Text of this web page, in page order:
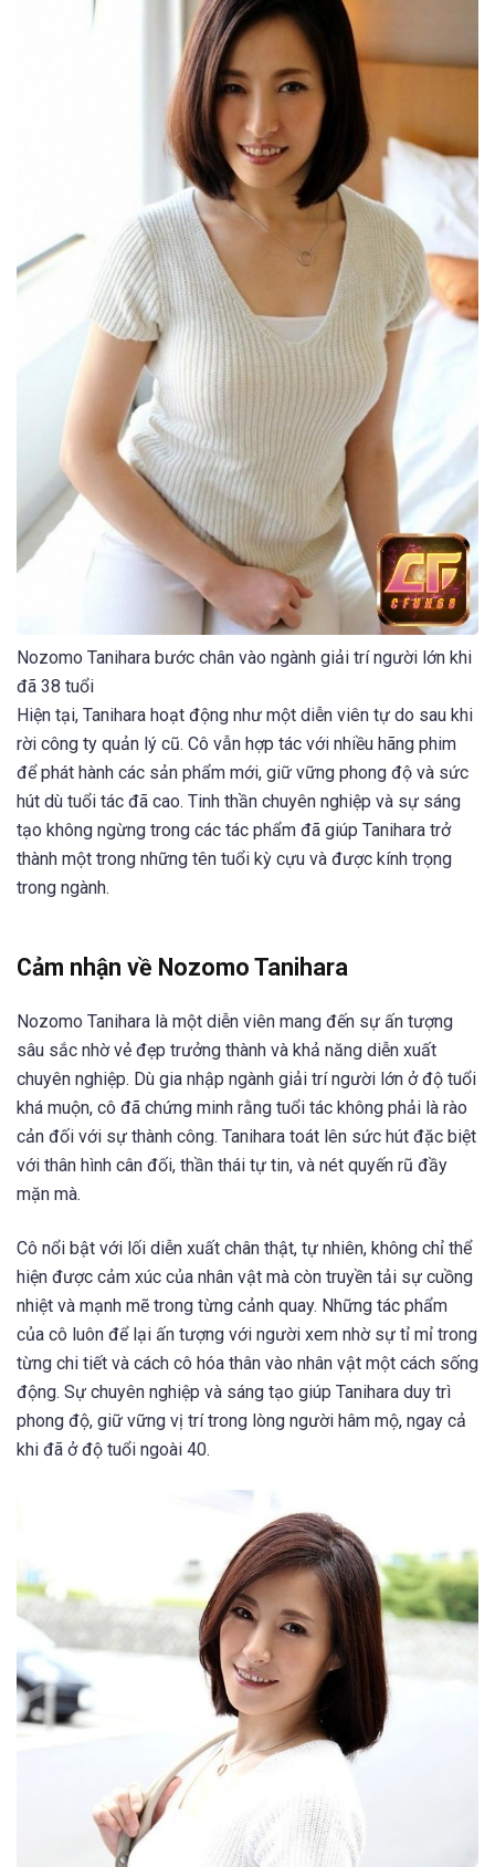
Nozomo Tanihara bước chân vào ngành giải trí người lớn khi
đã 38 tuổi
Hiện tại, Tanihara hoạt động như một diễn viên tự do sau khi
rời công ty quản lý cũ. Cô vẫn hợp tác với nhiều hãng phim
để phát hành các sản phẩm mới, giữ vững phong độ và sức
hút dù tuổi tác đã cao. Tinh thần chuyên nghiệp và sự sáng
tạo không ngừng trong các tác phẩm đã giúp Tanihara trở
thành một trong những tên tuổi kỳ cựu và được kính trọng
trong ngành.
Cảm nhận về Nozomo Tanihara
Nozomo Tanihara là một diễn viên mang đến sự ấn tượng
sâu sắc nhờ vẻ đẹp trưởng thành và khả năng diễn xuất
chuyên nghiệp. Dù gia nhập ngành giải trí người lớn ở độ tuổi
khá muộn, cô đã chứng minh rằng tuổi tác không phải là rào
cản đối với sự thành công. Tanihara toát lên sức hút đặc biệt
với thân hình cân đối, thần thái tự tin, và nét quyến rũ đầy
mặn mà.
Cô nổi bật với lối diễn xuất chân thật, tự nhiên, không chỉ thể
hiện được cảm xúc của nhân vật mà còn truyền tải sự cuồng
nhiệt và mạnh mẽ trong từng cảnh quay. Những tác phẩm
của cô luôn để lại ấn tượng với người xem nhờ sự tỉ mỉ trong
từng chi tiết và cách cô hóa thân vào nhân vật một cách sống
động. Sự chuyên nghiệp và sáng tạo giúp Tanihara duy trì
phong độ, giữ vững vị trí trong lòng người hâm mộ, ngay cả
khi đã ở độ tuổi ngoài 40.